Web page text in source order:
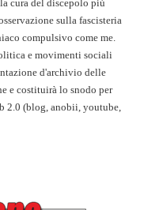
cura del discepolo più
sulla fascisteria
compulsivo come me.
e movimenti sociali
d'archivio delle
e costituirà lo snodo per
2.0 (blog, anobii, youtube,